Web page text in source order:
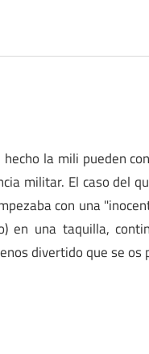
la mili pueden
militar. El caso del
con una
en una taquilla,
divertido que se